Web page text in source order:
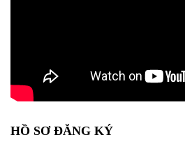
HỒ SƠ ĐĂNG KÝ